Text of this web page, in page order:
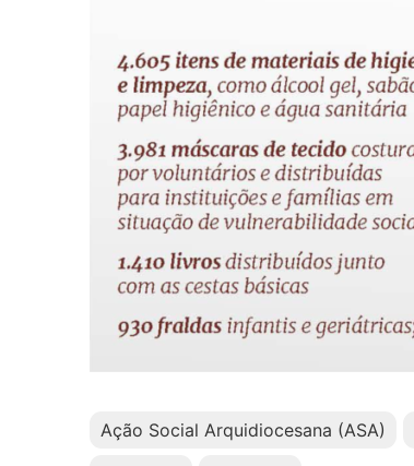
Ação Social Arquidiocesana (ASA)